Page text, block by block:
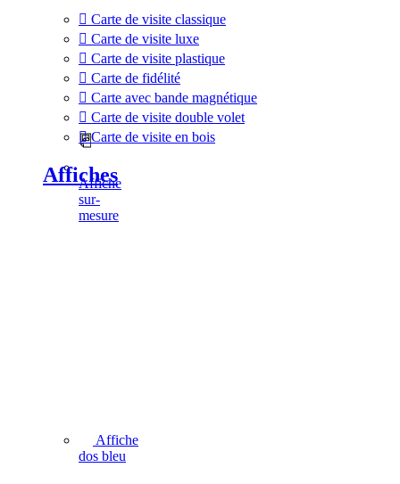
Affiche
dos bleu
Affiche
sur-
mesure
Carte de visite classique
Carte de visite luxe
Carte de visite plastique
Carte de fidélité
Carte avec bande magnétique
Carte de visite double volet
Carte de visite en bois
Affiches